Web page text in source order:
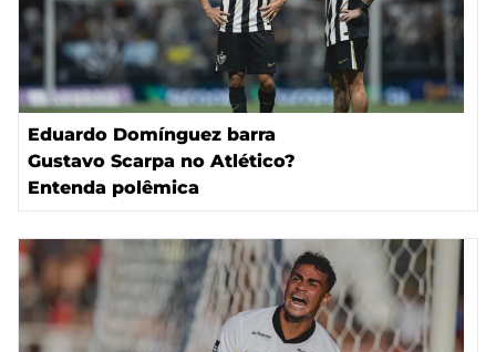
Eduardo Domínguez barra
Gustavo Scarpa no Atlético?
Entenda polêmica